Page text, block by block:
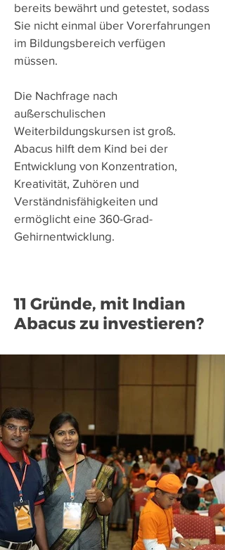
bereits bewährt und getestet, sodass
Sie nicht einmal über Vorerfahrungen
im Bildungsbereich verfügen
müssen.
Die Nachfrage nach
außerschulischen
Weiterbildungskursen ist groß.
Abacus hilft dem Kind bei der
Entwicklung von Konzentration,
Kreativität, Zuhören und
Verständnisfähigkeiten und
ermöglicht eine 360-Grad-
Gehirnentwicklung.
11 Gründe, mit Indian
Abacus zu investieren?